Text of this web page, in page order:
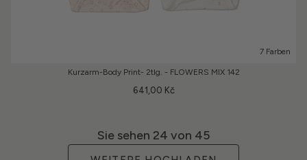
7 Farben
Kurzarm-Body Print- 2tlg. - FLOWERS MIX 142
641,00 Kč
Sie sehen 24 von 45